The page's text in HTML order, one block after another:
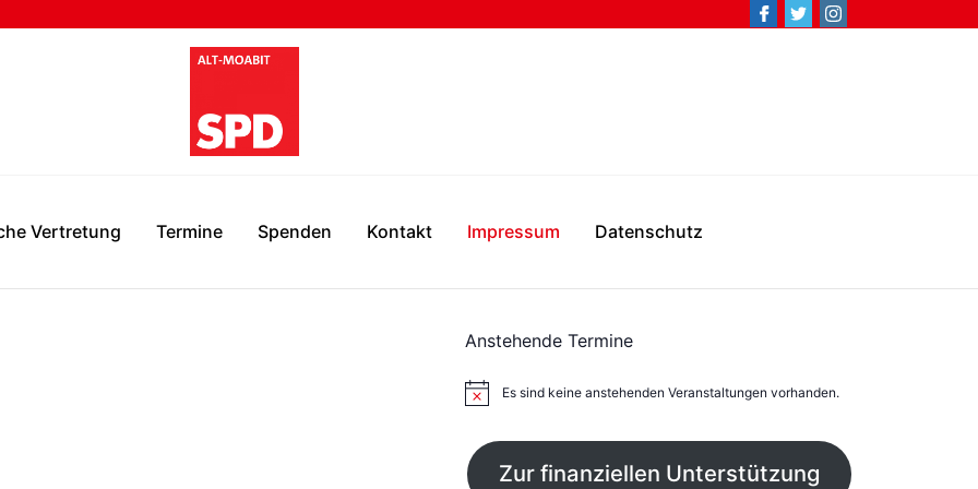
Vertretung Termine Spenden Kontakt Impressum Datenschutz
Anstehende Termine
H
w
e
Es sind keine anstehenden Veranstaltungen vorhanden.
Zur finanziellen Unterstützung